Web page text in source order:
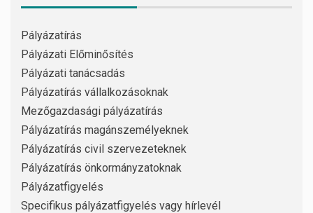
Pályázatírás
Pályázati Előminősítés
Pályázati tanácsadás
Pályázatírás vállalkozásoknak
Mezőgazdasági pályázatírás
Pályázatírás magánszemélyeknek
Pályázatírás civil szervezeteknek
Pályázatírás önkormányzatoknak
Pályázatfigyelés
Specifikus pályázatfigyelés vagy hírlevél